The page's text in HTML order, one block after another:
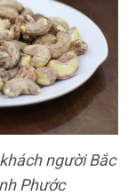
người Bắc
Phước